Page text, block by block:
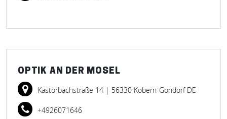
OPTIK AN DER MOSEL
Kastorbachstraße 14 | 56330 Kobern-Gondorf DE
+4926071646